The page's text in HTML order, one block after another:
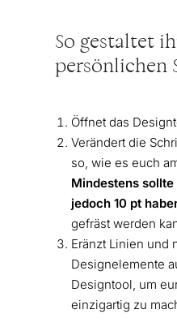
So gestaltet
persönlichen
Öffnet das
Verändert die
so, wie es euch
Mindestens
jedoch 10 pt
gefräst werden
Eränzt Linien und
Designelemente
Designtool, um
einzigartig zu